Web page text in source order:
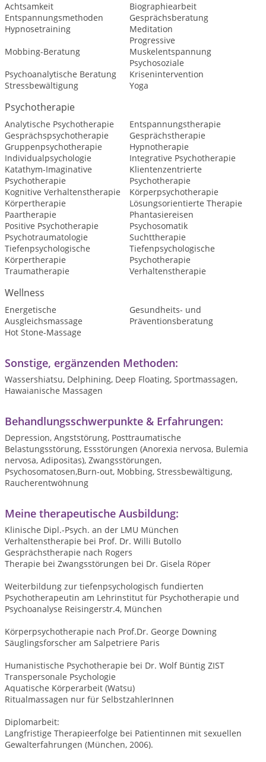
Achtsamkeit
Biographiearbeit
Entspannungsmethoden
Gesprächsberatung
Hypnosetraining
Meditation
Mobbing-Beratung
Progressive
Muskelentspannung
Psychoanalytische Beratung
Psychosoziale
Krisenintervention
Stressbewältigung
Yoga
Psychotherapie
Analytische Psychotherapie
Entspannungstherapie
Gesprächspsychotherapie
Gesprächstherapie
Gruppenpsychotherapie
Hypnotherapie
Individualpsychologie
Integrative Psychotherapie
Katathym-Imaginative
Psychotherapie
Klientenzentrierte
Psychotherapie
Kognitive Verhaltenstherapie
Körperpsychotherapie
Körpertherapie
Lösungsorientierte Therapie
Paartherapie
Phantasiereisen
Positive Psychotherapie
Psychosomatik
Psychotraumatologie
Suchttherapie
Tiefenpsychologische
Körpertherapie
Tiefenpsychologische
Psychotherapie
Traumatherapie
Verhaltenstherapie
Wellness
Energetische
Ausgleichsmassage
Gesundheits- und
Präventionsberatung
Hot Stone-Massage
Sonstige, ergänzenden Methoden:
Wassershiatsu, Delphining, Deep Floating, Sportmassagen,
Hawaianische Massagen
Behandlungsschwerpunkte & Erfahrungen:
Depression, Angststörung, Posttraumatische
Belastungsstörung, Essstörungen (Anorexia nervosa, Bulemia
nervosa, Adipositas), Zwangsstörungen,
Psychosomatosen,Burn-out, Mobbing, Stressbewältigung,
Raucherentwöhnung
Meine therapeutische Ausbildung:
Klinische Dipl.-Psych. an der LMU München
Verhaltenstherapie bei Prof. Dr. Willi Butollo
Gesprächstherapie nach Rogers
Therapie bei Zwangsstörungen bei Dr. Gisela Röper
Weiterbildung zur tiefenpsychologisch fundierten
Psychotherapeutin am Lehrinstitut für Psychotherapie und
Psychoanalyse Reisingerstr.4, München
Körperpsychotherapie nach Prof.Dr. George Downing
Säuglingsforscher am Salpetriere Paris
Humanistische Psychotherapie bei Dr. Wolf Büntig ZIST
Transpersonale Psychologie
Aquatische Körperarbeit (Watsu)
Ritualmassagen nur für SelbstzahlerInnen
Diplomarbeit:
Langfristige Therapieerfolge bei Patientinnen mit sexuellen
Gewalterfahrungen (München, 2006).